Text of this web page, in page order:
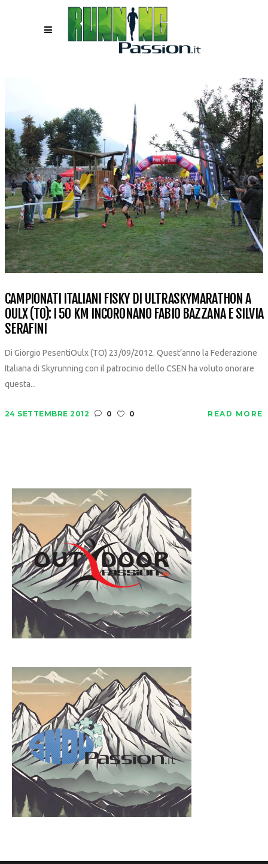
CAMPIONATI ITALIANI FISKY DI ULTRASKYMARATHON A
OULX (TO): I 50 KM INCORONANO FABIO BAZZANA E SILVIA
SERAFINI
Di Giorgio PesentiOulx (TO) 23/09/2012. Quest’anno la Federazione
Italiana di Skyrunning con il patrocinio dello CSEN ha voluto onorare
questa...
24 SETTEMBRE 2012 0 0 READ MORE